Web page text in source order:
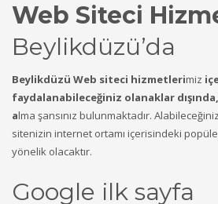
Web Siteci
Beylikdüzü’da
Beylikdüzü Web siteci hizmetlerimiz
faydalanabileceğiniz olanaklar
alma şansınız bulunmaktadır.
sitenizin internet ortamı içerisindeki
yönelik olacaktır.
Google ilk sayfa